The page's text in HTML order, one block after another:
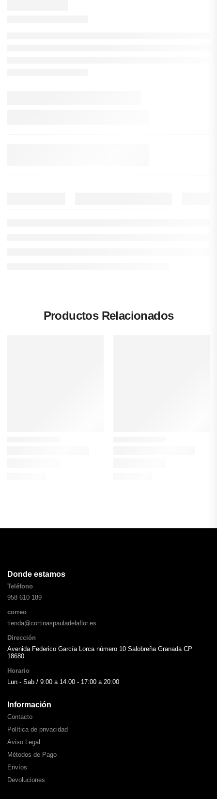
Productos Relacionados
Donde estamos
Teléfono
958 610 189
correo
tienda@cortinaspauladelaflor.es
Dirección
Avenida Federico García Lorca número 10 Salobreña Granada CP
18680.
Horario
Lun - Sab / 9:00 a 14:00 - 17:00 a 20:00
Información
Contacto
Política de privacidad
Aviso Legal
Métodos de Pago
Envíos
Devoluciones